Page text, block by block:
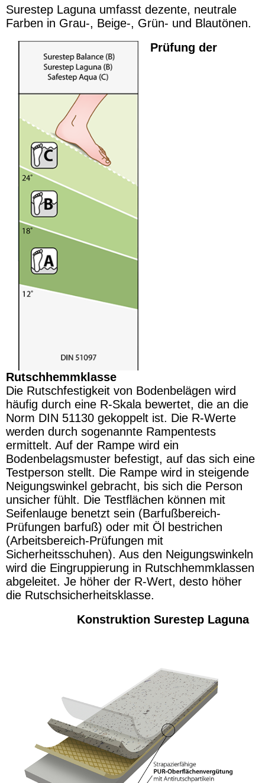
Surestep Laguna umfasst dezente, neutrale
Farben in Grau-, Beige-, Grün- und Blautönen.
Prüfung der
Rutschhemmklasse
Die Rutschfestigkeit von Bodenbelägen wird
häufig durch eine R-Skala bewertet, die an die
Norm DIN 51130 gekoppelt ist. Die R-Werte
werden durch sogenannte Rampentests
ermittelt. Auf der Rampe wird ein
Bodenbelagsmuster befestigt, auf das sich eine
Testperson stellt. Die Rampe wird in steigende
Neigungswinkel gebracht, bis sich die Person
unsicher fühlt. Die Testflächen können mit
Seifenlauge benetzt sein (Barfußbereich-
Prüfungen barfuß) oder mit Öl bestrichen
(Arbeitsbereich-Prüfungen mit
Sicherheitsschuhen). Aus den Neigungswinkeln
wird die Eingruppierung in Rutschhemmklassen
abgeleitet. Je höher der R-Wert, desto höher
die Rutschsicherheitsklasse.
Konstruktion Surestep Laguna